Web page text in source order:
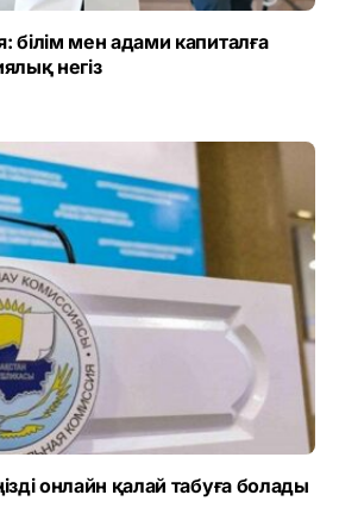
білім мен адами капиталға
негіз
онлайн қалай табуға болады